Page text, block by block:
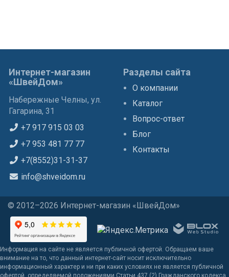
Интернет-магазин
«ШвейДом»
Набережные Челны, ул.
Гагарина, 31
+7 917 915 03 03
+7 953 481 77 77
+7(8552)31-31-37
info@shveidom.ru
Разделы сайта
О компании
Каталог
Вопрос-ответ
Блог
Контакты
© 2012–2026 Интернет-магазин «ШвейДом»
Информация на сайте не является публичной офертой. Обращаем ваше
внимание на то, что данный интернет-сайт носит исключительно
информационный характер и ни при каких условиях не является публичной
офертой, определяемой положениями Статьи 437 (2) Гражданского кодекса